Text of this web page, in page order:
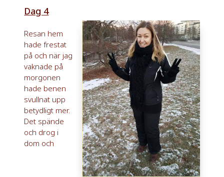
Dag 4
Resan hem
hade frestat
på och när jag
vaknade på
morgonen
hade benen
svullnat upp
betydligt mer.
Det spände
och drog i
dom och